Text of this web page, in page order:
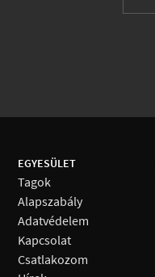
EGYESÜLET
Tagok
Alapszabály
Adatvédelem
Kapcsolat
Csatlakozom